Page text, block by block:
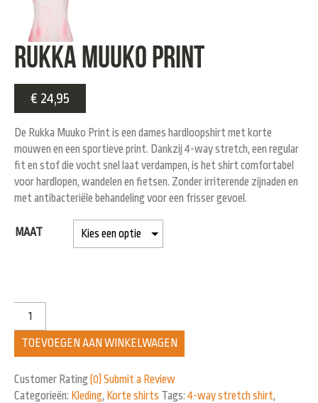
Rukka Muuko print
€ 24,95
De Rukka Muuko Print is een dames hardloopshirt met korte
mouwen en een sportieve print. Dankzij 4-way stretch, een regular
fit en stof die vocht snel laat verdampen, is het shirt comfortabel
voor hardlopen, wandelen en fietsen. Zonder irriterende zijnaden en
met antibacteriële behandeling voor een frisser gevoel.
MAAT
TOEVOEGEN AAN WINKELWAGEN
Customer Rating(0) Submit a Review
Categorieën: Kleding, Korte shirts Tags: 4-way stretch shirt,